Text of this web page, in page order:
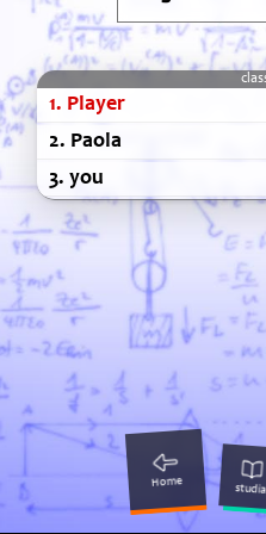
1. Player
2. Paola
3.you
Home
studia